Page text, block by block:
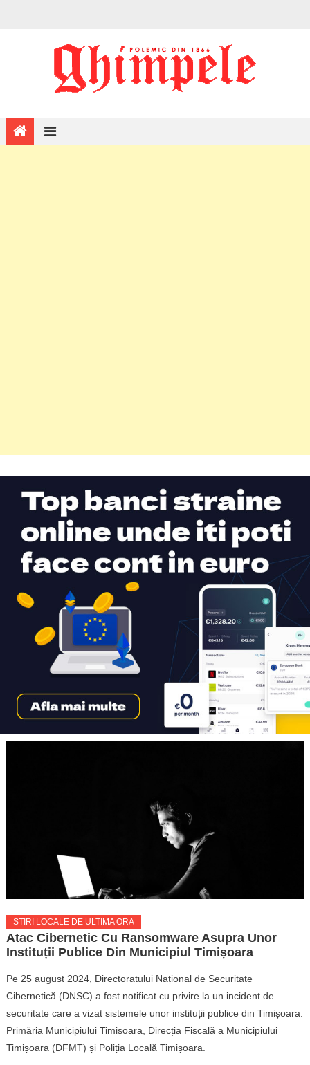
STIRI LOCALE DE ULTIMA ORA
Atac Cibernetic Cu Ransomware Asupra Unor
Instituții Publice Din Municipiul Timișoara
Pe 25 august 2024, Directoratului Național de Securitate
Cibernetică (DNSC) a fost notificat cu privire la un incident de
securitate care a vizat sistemele unor instituții publice din Timișoara:
Primăria Municipiului Timișoara, Direcția Fiscală a Municipiului
Timișoara (DFMT) și Poliția Locală Timișoara.